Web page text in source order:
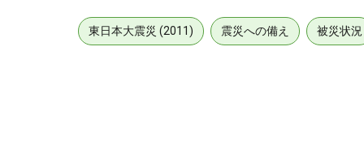
東日本大震災 (2011) 震災への備え 被災状況